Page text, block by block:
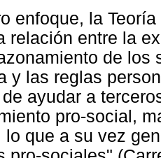
enfoque, la
relación entre la
de los
y las reglas
ayudar a
pro-social,
lo que a su vez